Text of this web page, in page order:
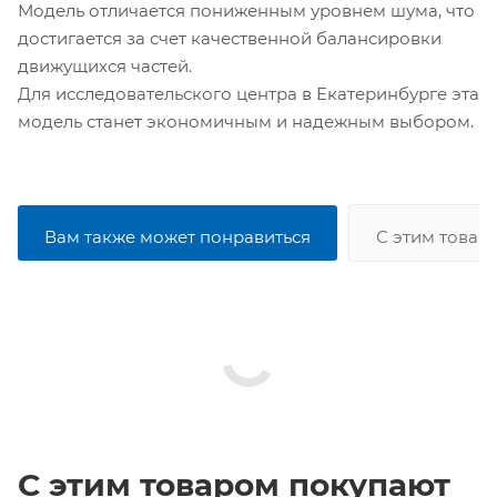
Модель отличается пониженным уровнем шума, что
достигается за счет качественной балансировки
движущихся частей.
Для исследовательского центра в Екатеринбурге эта
модель станет экономичным и надежным выбором.
Вам также может понравиться С этим
С этим товаром покупают